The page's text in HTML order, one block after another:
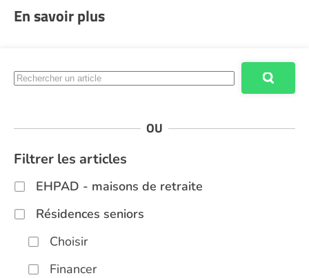
En savoir plus
OU
Filtrer les articles
EHPAD - maisons de retraite
Résidences seniors
Choisir
Financer